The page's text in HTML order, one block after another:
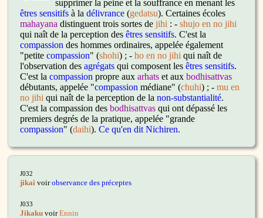
supprimer la peine et la souffrance en menant les
êtres sensitifs à ladélivrance (gedatsu). Certaines écoles
mahayana distinguent trois sortes dejihi : -shujo en no jihi
qui naît de la perception desêtres sensitifs. C'est la
compassion des hommes ordinaires, appelée également
"petitecompassion" (shohi) ; -ho en no jihi qui naît de
l'observation desagrégats qui composent lesêtres sensitifs.
C'est lacompassion propre auxarhats et auxbodhisattvas
débutants, appelée "compassion médiane" (chuhi) ; -mu en
no jihi qui naît de la perception de lanon-substantialité.
C'est la compassion desbodhisattvas qui ont dépassé les
premiers degrés de la pratique, appelée "grande
compassion" (daihi).Ce qu'en dit Nichiren.
J032
jikaivoirobservance des préceptes
J033
Jikaku voirEnnin